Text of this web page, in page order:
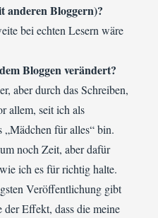
anderen Bloggern)?
bei echten Lesern wäre
Bloggen verändert?
aber durch das Schreiben,
allem, seit ich als
„Mädchen für alles“ bin.
noch Zeit, aber dafür
ich es für richtig halte.
Veröffentlichung gibt
Effekt, dass die meine